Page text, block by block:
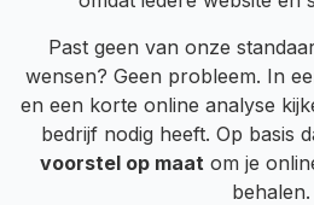
Past geen van onze
wensen? Geen probleem. In
en een korte online analyse
bedrijf nodig heeft. Op basis
voorstel op maat om je
behalen.